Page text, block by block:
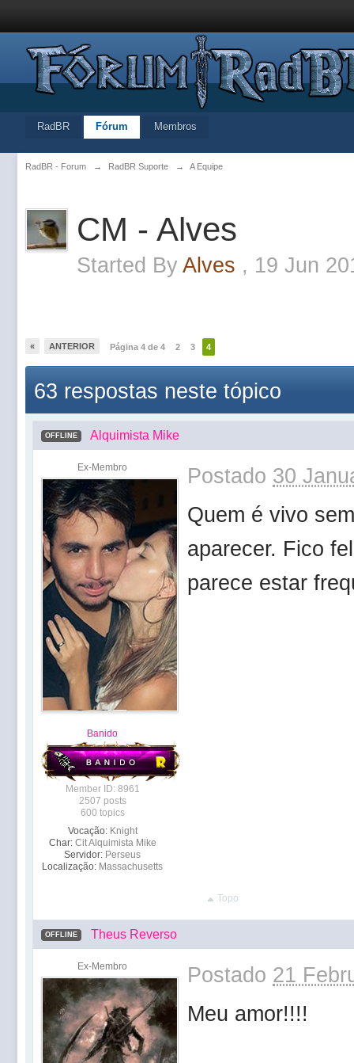
RadBR Fórum Membros
RadBR - Forum → RadBR Suporte → A Equipe
CM - Alves
Started ByAlves , 19 Jun
« ANTERIOR Página 4 de 4 2 3 4
63 respostas neste tópico
OFFLINE Alquimista Mike
Ex-Membro
Banido
Member ID: 8961
2507 posts
600 topics
Vocação: Knight
Char: Cit Alquimista Mike
Servidor: Perseus
Localização: Massachusetts
Postado 30
Quem é vivo
aparecer. Fico
parece estar
Topo
OFFLINE Theus Reverso
Ex-Membro Postado 21
Meu amor!!!!